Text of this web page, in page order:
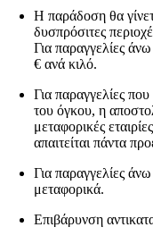
Η παράδοση θα
δυσπρόσιτες
Για παραγγελίες
€ ανά κιλό.
Για παραγγελίες
του όγκου, η
μεταφορικές
απαιτείται πάντα
Για παραγγελίες
μεταφορικά.
Επιβάρυνση